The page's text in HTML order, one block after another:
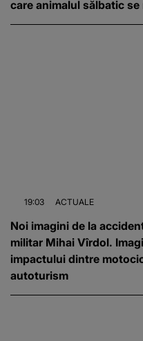
care animalul sălbatic
19:03 ACTUALE
Noi imagini de la
militar Mihai Vîrdol.
impactului dintre
autoturism